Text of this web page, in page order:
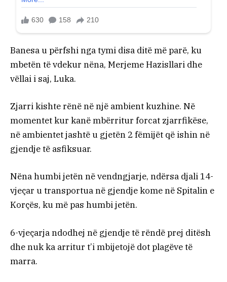
Banesa u përfshi nga tymi disa ditë më parë, ku
mbetën të vdekur nëna, Merjeme Hazisllari dhe
vëllai i saj, Luka.
Zjarri kishte rënë në një ambient kuzhine. Në
momentet kur kanë mbërritur forcat zjarrfikëse,
në ambientet jashtë u gjetën 2 fëmijët që ishin në
gjendje të asfiksuar.
Nëna humbi jetën në vendngjarje, ndërsa djali 14-
vjeçar u transportua në gjendje kome në Spitalin e
Korçës, ku më pas humbi jetën.
6-vjeçarja ndodhej në gjendje të rëndë prej ditësh
dhe nuk ka arritur t’i mbijetojë dot plagëve të
marra.